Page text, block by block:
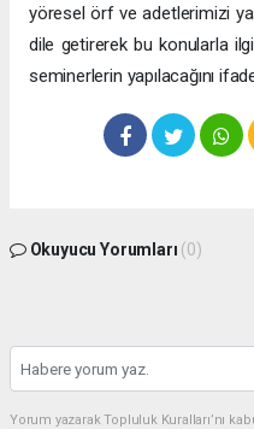
yöresel örf ve adetlerimizi
dile getirerek bu konularla
seminerlerin yapılacağını
Okuyucu Yorumları (0)
Yorum yazarak Topluluk Kuralları’nı